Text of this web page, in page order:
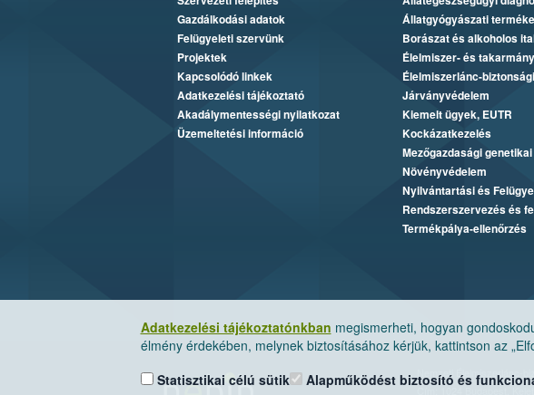
Adatkezelési tájékoztatónkban megismerheti, hogyan
élmény érdekében, melynek biztosításához kérjük, kattintson az
Statisztikai célú sütik
Alapműködést biztosító és
Gazdálkodási adatok
Felügyeleti szervünk
Projektek
Kapcsolódó linkek
Adatkezelési tájékoztató
Akadálymentességi nyilatkozat
Üzemeltetési információ
Állatgyógyászati
Borászat és alkoholos
Élelmiszer- és
Élelmiszerlánc-
Járványvédelem
Kiemelt ügyek, EUTR
Kockázatkezelés
Mezőgazdasági
Növényvédelem
Nyilvántartási és
Rendszerszervezés és
Termékpálya-ellenőrzés
Nemzeti Élelmiszerlánc-